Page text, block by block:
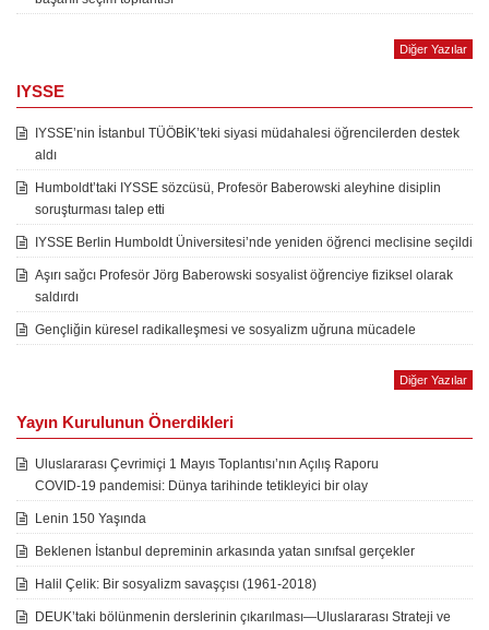
Diğer Yazılar
IYSSE
IYSSE’nin İstanbul TÜÖBİK’teki siyasi müdahalesi öğrencilerden destek
aldı
Humboldt’taki IYSSE sözcüsü, Profesör Baberowski aleyhine disiplin
soruşturması talep etti
IYSSE Berlin Humboldt Üniversitesi’nde yeniden öğrenci meclisine seçildi
Aşırı sağcı Profesör Jörg Baberowski sosyalist öğrenciye fiziksel olarak
saldırdı
Gençliğin küresel radikalleşmesi ve sosyalizm uğruna mücadele
Diğer Yazılar
Yayın Kurulunun Önerdikleri
Uluslararası Çevrimiçi 1 Mayıs Toplantısı’nın Açılış Raporu
COVID-19 pandemisi: Dünya tarihinde tetikleyici bir olay
Lenin 150 Yaşında
Beklenen İstanbul depreminin arkasında yatan sınıfsal gerçekler
Halil Çelik: Bir sosyalizm savaşçısı (1961-2018)
DEUK’taki bölünmenin derslerinin çıkarılması—Uluslararası Strateji ve